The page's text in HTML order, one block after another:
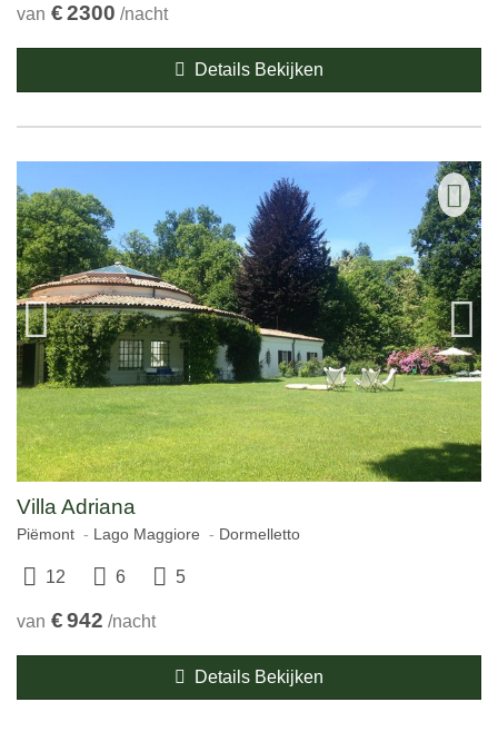
van €2300 /nacht
Details Bekijken
Villa Adriana
Piëmont Lago Maggiore Dormelletto
12 6 5
van €942 /nacht
Details Bekijken